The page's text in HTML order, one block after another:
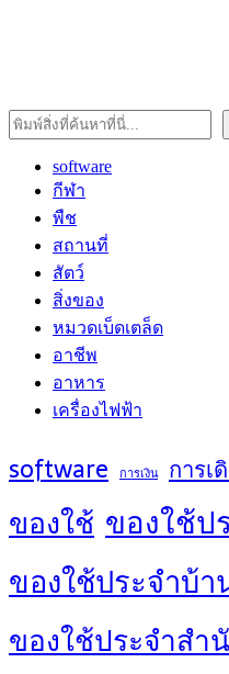
ค้นหา
software
กีฬา
พืช
สถานที่
สัตว์
สิ่งของ
หมวดเบ็ดเตล็ด
อาชีพ
อาหาร
เครื่องไฟฟ้า
software การเงิน การเ
ของใช้ ของใช้ป
ของใช้ประจำบ้า
ของใช้ประจำสำ